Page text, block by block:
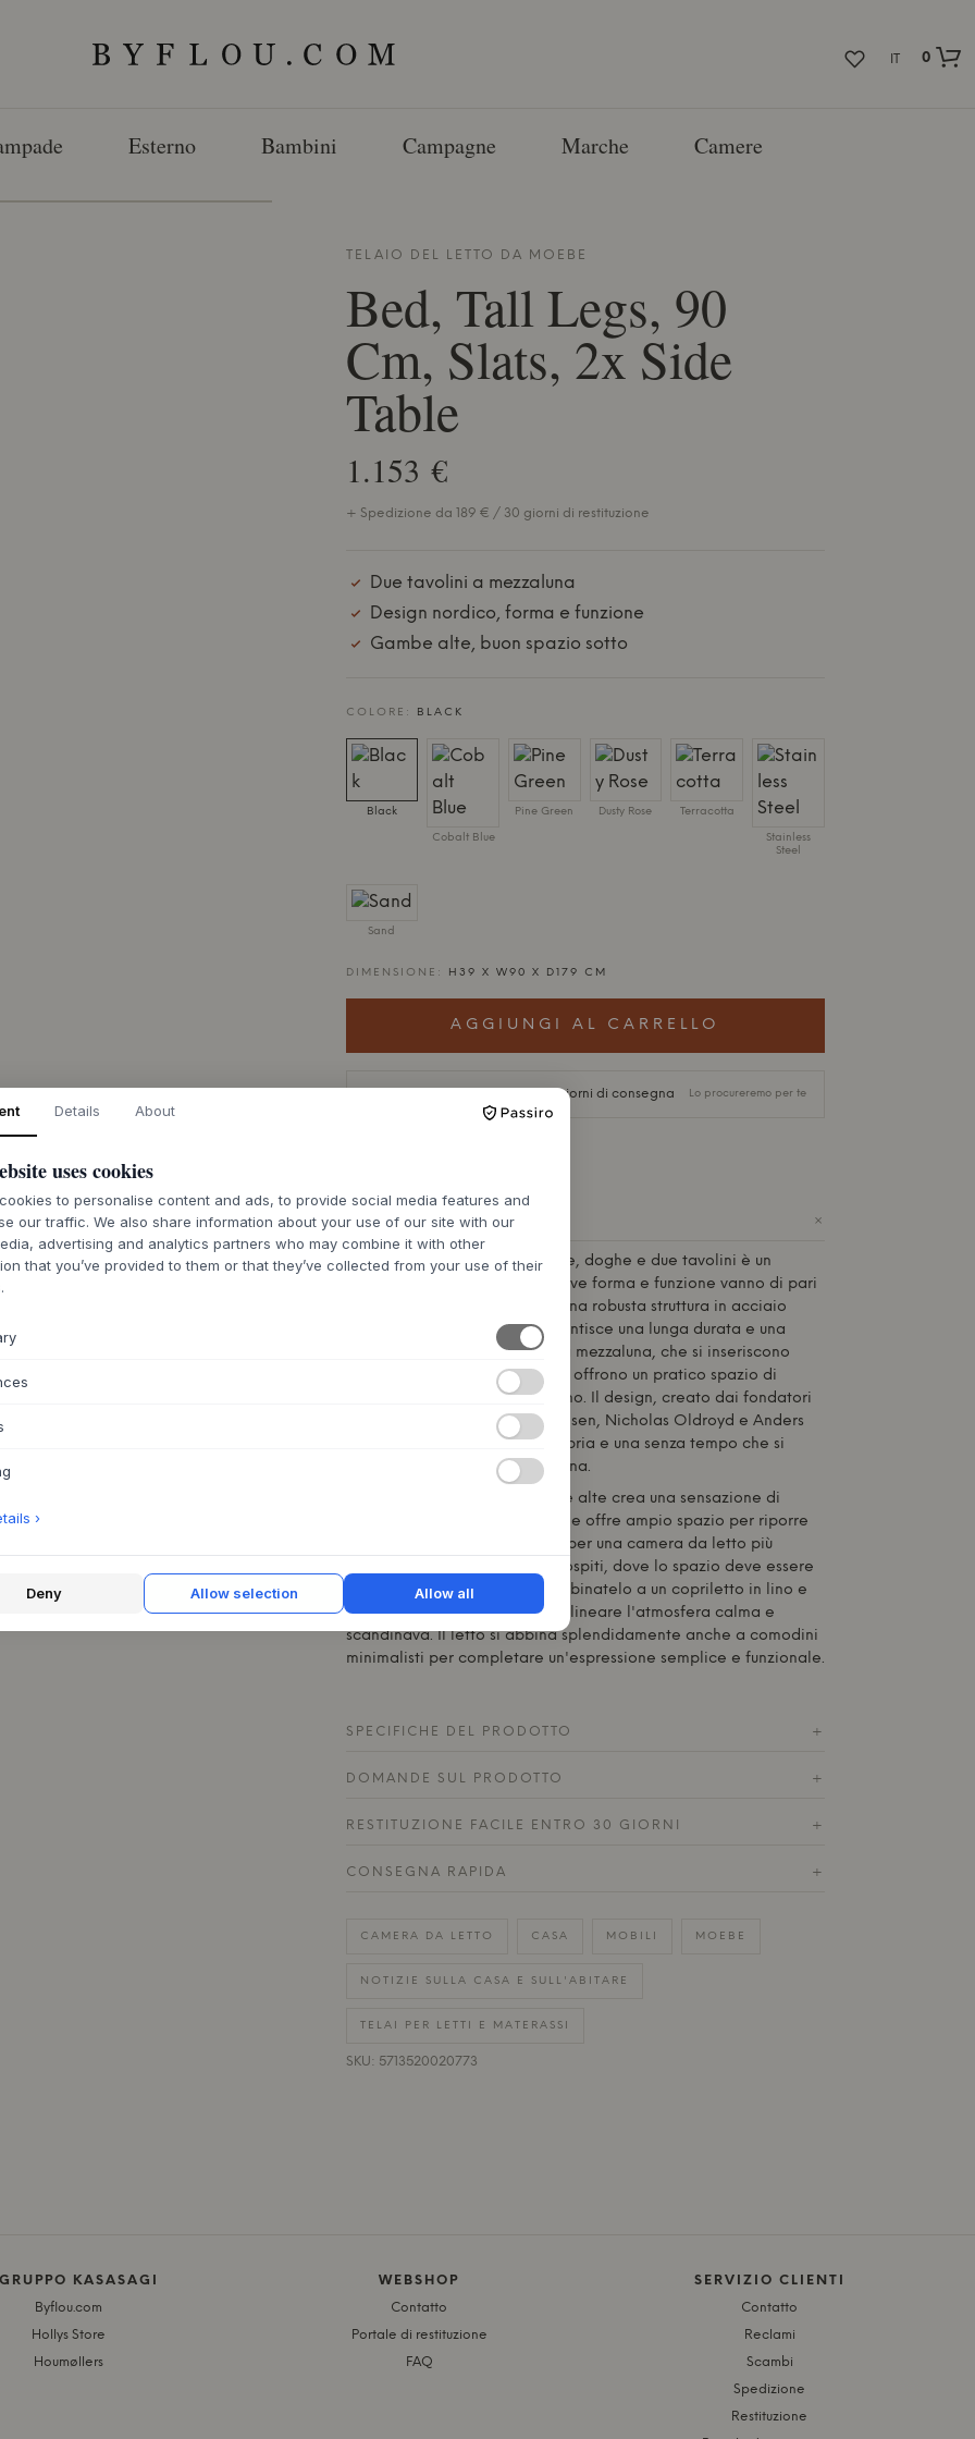
IT
0
Esterno Bambini Campagne Marche Camere
TELAIO DEL LETTO DA MOEBE
Bed, Tall Legs, 90
Cm, Slats, 2x Side
Table
1.153 €
+ Spedizione da 189 € / 30 giorni di restituzione
Due tavolini a mezzaluna
Design nordico, forma e funzione
Gambe alte, buon spazio sotto
COLORE: BLACK
Black
Cobalt Blue
Pine Green Dusty Rose Terracotta
Stainless
Steel
Sand
DIMENSIONE: H39 X W90 X D179 CM
AGGIUNGI AL CARRELLO
Merce ordinata circa 9-21 giorni di consegna Lo procureremo per te
DESCRIZIONE +
Il lettoMOEBEcon gambe alte, doghe e due tavolini è un
esempio di design nordico, dove forma e funzione vanno di pari
passo. Il letto è costruito con una robusta struttura in acciaio
verniciato a polvere, che garantisce una lunga durata e una
solida stabilità. I due tavolini a mezzaluna, che si inseriscono
elegantemente nella struttura, offrono un pratico spazio di
archiviazione a portata di mano. Il design, creato dai fondatori
Neergaard Christensen, Nicholas Oldroyd e Anders
Thams, emana un'eleganza sobria e una senza tempo che si
adatta a qualsiasi casa moderna.
Questo letto con le sue gambe alte crea una sensazione di
ariosità nella camera da letto e offre ampio spazio per riporre
oggetti sotto il letto. È ideale per una camera da letto più
piccola o una camera per gli ospiti, dove lo spazio deve essere
utilizzato in modo ottimale. Abbinatelo a un copriletto in lino e
cuscini in colori tenui per sottolineare l'atmosfera calma e
scandinava. Il letto si abbina splendidamente anche a comodini
minimalisti per completare un'espressione semplice e funzionale.
SPECIFICHE DEL PRODOTTO +
DOMANDE SUL PRODOTTO +
RESTITUZIONE FACILE ENTRO 30 GIORNI +
CONSEGNA RAPIDA +
CAMERA DA LETTO CASA MOBILI MOEBE
NOTIZIE SULLA CASA E SULL'ABITARE
TELAI PER LETTI E MATERASSI
SKU: 5713520020773
GRUPPO KASASAGI
Byflou.com
Hollys Store
Houmøllers
WEBSHOP
Contatto
Portale di restituzione
FAQ
SERVIZIO CLIENTI
Contatto
Reclami
Scambi
Spedizione
Restituzione
Details About
uses cookies
to personalise content and ads, to provide social media features and
our traffic. We also share information about your use of our site with our
advertising and analytics partners who may combine it with other
that you’ve provided to them or that they’ve collected from your use of their
›
Deny Allow selection Allow all